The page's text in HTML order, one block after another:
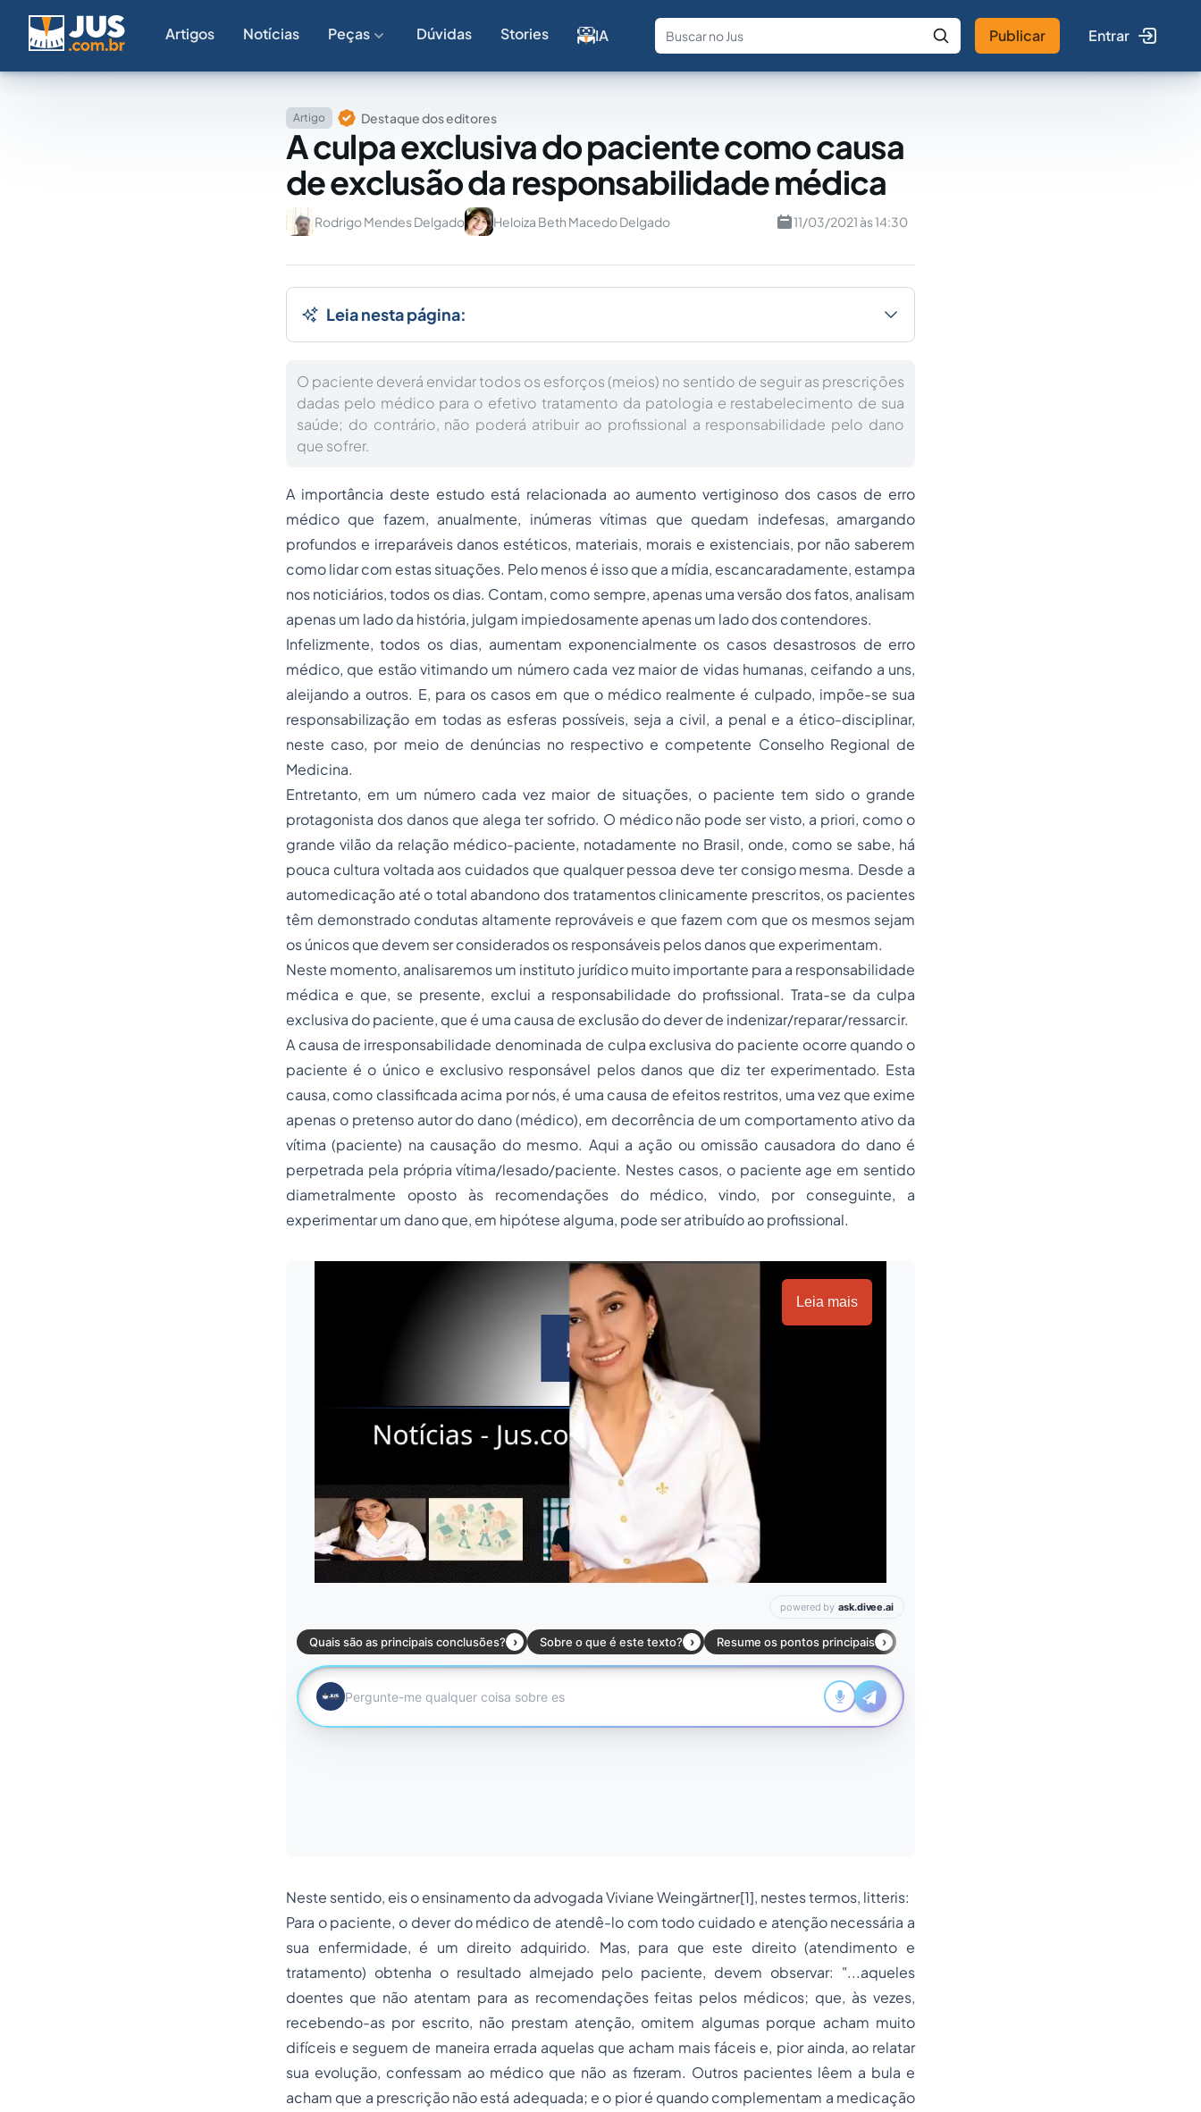
Artigos Notícias Peças Dúvidas Stories IA
Fale com a IA Buscar no Jus
Publicar Entrar
Artigo Destaque dos editores
A culpa exclusiva do paciente como causa
de exclusão da responsabilidade médica
Rodrigo Mendes Delgado Heloiza Beth Macedo Delgado 11/03/2021 às 14:30
Leia nesta página:
O paciente deverá envidar todos os esforços (meios) no sentido de seguir as prescrições
dadas pelo médico para o efetivo tratamento da patologia e restabelecimento de sua
saúde; do contrário, não poderá atribuir ao profissional a responsabilidade pelo dano
que sofrer.
A importância deste estudo está relacionada ao aumento vertiginoso dos casos de erro
médico que fazem, anualmente, inúmeras vítimas que quedam indefesas, amargando
profundos e irreparáveis danos estéticos, materiais, morais e existenciais, por não saberem
como lidar com estas situações. Pelo menos é isso que a mídia, escancaradamente, estampa
nos noticiários, todos os dias. Contam, como sempre, apenas uma versão dos fatos, analisam
apenas um lado da história, julgam impiedosamente apenas um lado dos contendores.
Infelizmente, todos os dias, aumentam exponencialmente os casos desastrosos de erro
médico, que estão vitimando um número cada vez maior de vidas humanas, ceifando a uns,
aleijando a outros. E, para os casos em que o médico realmente é culpado, impõe-se sua
responsabilização em todas as esferas possíveis, seja a civil, a penal e a ético-disciplinar,
neste caso, por meio de denúncias no respectivo e competente Conselho Regional de
Medicina.
Entretanto, em um número cada vez maior de situações, o paciente tem sido o grande
protagonista dos danos que alega ter sofrido. O médico não pode ser visto, a priori, como o
grande vilão da relação médico-paciente, notadamente no Brasil, onde, como se sabe, há
pouca cultura voltada aos cuidados que qualquer pessoa deve ter consigo mesma. Desde a
automedicação até o total abandono dos tratamentos clinicamente prescritos, os pacientes
têm demonstrado condutas altamente reprováveis e que fazem com que os mesmos sejam
os únicos que devem ser considerados os responsáveis pelos danos que experimentam.
Neste momento, analisaremos um instituto jurídico muito importante para a responsabilidade
médica e que, se presente, exclui a responsabilidade do profissional. Trata-se da culpa
exclusiva do paciente, que é uma causa de exclusão do dever de indenizar/reparar/ressarcir.
A causa de irresponsabilidade denominada de culpa exclusiva do paciente ocorre quando o
paciente é o único e exclusivo responsável pelos danos que diz ter experimentado. Esta
causa, como classificada acima por nós, é uma causa de efeitos restritos, uma vez que exime
apenas o pretenso autor do dano (médico), em decorrência de um comportamento ativo da
vítima (paciente) na causação do mesmo. Aqui a ação ou omissão causadora do dano é
perpetrada pela própria vítima/lesado/paciente. Nestes casos, o paciente age em sentido
diametralmente oposto às recomendações do médico, vindo, por conseguinte, a
experimentar um dano que, em hipótese alguma, pode ser atribuído ao profissional.
Leia mais
Neste sentido, eis o ensinamento da advogada Viviane Weingärtner[1], nestes termos, litteris:
Para o paciente, o dever do médico de atendê-lo com todo cuidado e atenção necessária a
sua enfermidade, é um direito adquirido. Mas, para que este direito (atendimento e
tratamento) obtenha o resultado almejado pelo paciente, devem observar: "...aqueles
doentes que não atentam para as recomendações feitas pelos médicos; que, às vezes,
recebendo-as por escrito, não prestam atenção, omitem algumas porque acham muito
difíceis e seguem de maneira errada aquelas que acham mais fáceis e, pior ainda, ao relatar
sua evolução, confessam ao médico que não as fizeram. Outros pacientes lêem a bula e
acham que a prescrição não está adequada; e o pior é quando complementam a medicação